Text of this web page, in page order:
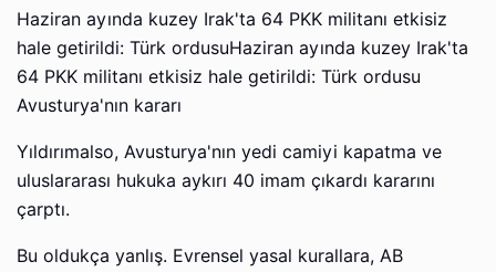
Haziran ayında kuzey Irak'ta 64 PKK militanı etkisiz
hale getirildi: Türk ordusuHaziran ayında kuzey Irak'ta
64 PKK militanı etkisiz hale getirildi: Türk ordusu
Avusturya'nın kararı
Yıldırımalso, Avusturya'nın yedi camiyi kapatma ve
uluslararası hukuka aykırı 40 imam çıkardı kararını
çarptı.
Bu oldukça yanlış. Evrensel yasal kurallara, AB